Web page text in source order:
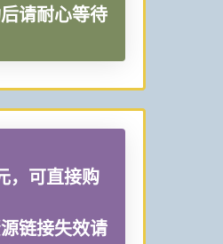
请耐心等待
，可直接购
链接失效请